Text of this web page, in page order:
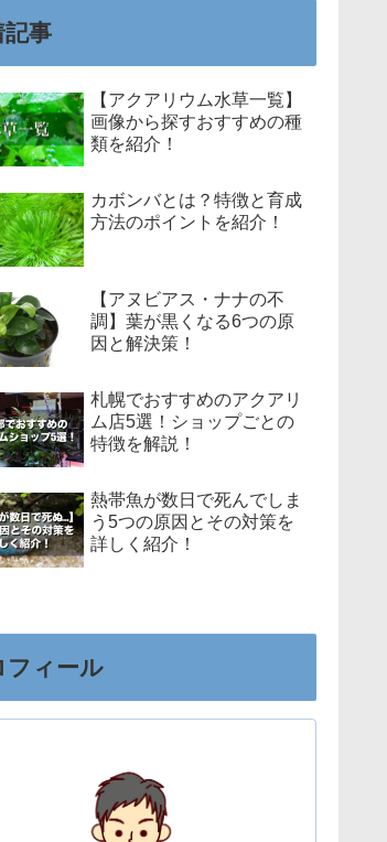
記事
【アクアリウム水草一覧】
画像から探すおすすめの種
類を紹介！
カボンバとは？特徴と育成
方法のポイントを紹介！
【アヌビアス・ナナの不
調】葉が黒くなる6つの原
因と解決策！
札幌でおすすめのアクアリ
ム店5選！ショップごとの
特徴を解説！
熱帯魚が数日で死んでしま
う5つの原因とその対策を
詳しく紹介！
フィール